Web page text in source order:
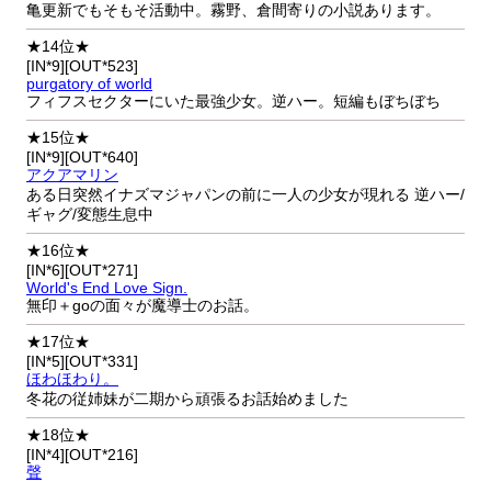
亀更新でもそもそ活動中。霧野、倉間寄りの小説あります。
★14位★
[IN*9][OUT*523]
purgatory of world
フィフスセクターにいた最強少女。逆ハー。短編もぼちぼち
★15位★
[IN*9][OUT*640]
アクアマリン
ある日突然イナズマジャパンの前に一人の少女が現れる 逆ハー/
ギャグ/変態生息中
★16位★
[IN*6][OUT*271]
World's End Love Sign.
無印＋goの面々が魔導士のお話。
★17位★
[IN*5][OUT*331]
ほわほわり。
冬花の従姉妹が二期から頑張るお話始めました
★18位★
[IN*4][OUT*216]
聲